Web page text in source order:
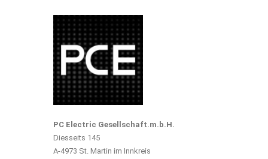
PC Electric Gesellschaft.m.b.H.
Diesseits 145
A-4973 St. Martin im Innkreis